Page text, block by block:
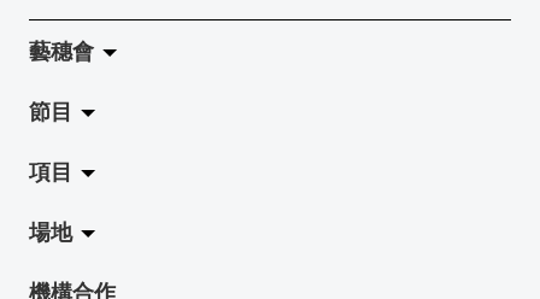
藝穗會
關於藝穗會
藝穗會的演化
使命與宗旨
藝穗會架構
節目
拉闊
展覽
演出
項目
Jazz-Go-Central, Jazz-Go-Fringe
LPL
場地
陳麗玲畫廊
機構合作